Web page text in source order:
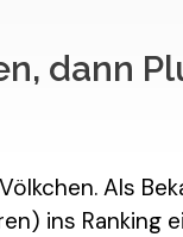
dann
Als
ins Ranking